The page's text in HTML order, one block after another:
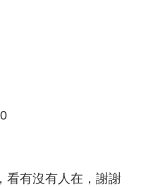
看有沒有人在，謝謝